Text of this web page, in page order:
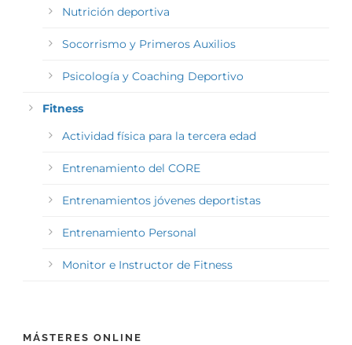
Nutrición deportiva
Socorrismo y Primeros Auxilios
Psicología y Coaching Deportivo
Fitness
Actividad física para la tercera edad
Entrenamiento del CORE
Entrenamientos jóvenes deportistas
Entrenamiento Personal
Monitor e Instructor de Fitness
MÁSTERES ONLINE